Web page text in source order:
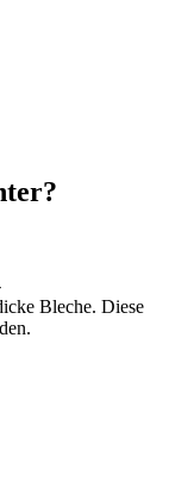
Bleche. Diese